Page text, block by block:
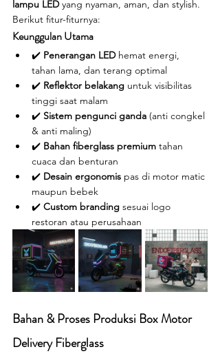
lampu LED yang nyaman, aman, dan stylish.
Berikut fitur-fiturnya:
Keunggulan Utama
✔️ Penerangan LED hemat energi,
tahan lama, dan terang optimal
✔️ Reflektor belakang untuk visibilitas
tinggi saat malam
✔️ Sistem pengunci ganda (anti congkel
& anti maling)
✔️ Bahan fiberglass premium tahan
cuaca dan benturan
✔️ Desain ergonomis pas di motor matic
maupun bebek
✔️ Custom branding sesuai logo
restoran atau perusahaan
Bahan & Proses Produksi Box Motor
Delivery Fiberglass